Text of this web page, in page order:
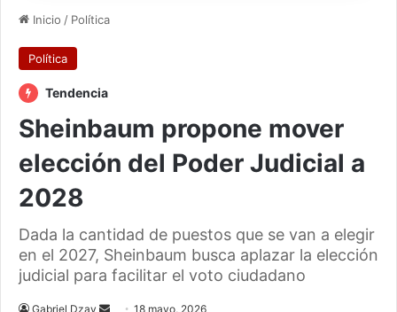
Inicio / Política
Política
Tendencia
Sheinbaum propone mover
elección del Poder Judicial a
2028
Dada la cantidad de puestos que se van a elegir
en el 2027, Sheinbaum busca aplazar la elección
judicial para facilitar el voto ciudadano
Gabriel Dzay
Send18 mayo, 2026